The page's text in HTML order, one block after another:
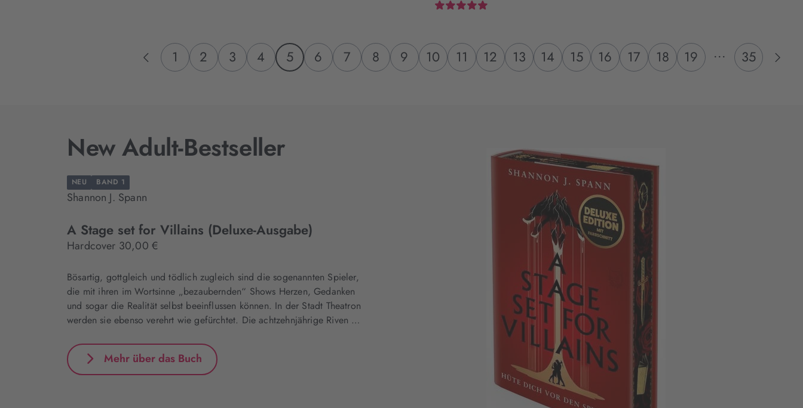
1 2 3 4 5 6 7 8 9 10 11 12 13 14 15 16 17 18 19 ... 35
New Adult-Bestseller
NEU BAND 1
Shannon J. Spann
A Stage set for Villains (Deluxe-Ausgabe)
Hardcover 30,00 €
Bösartig, gottgleich und tödlich zugleich sind die sogenannten Spieler,
die mit ihren im Wortsinne „bezaubernden“ Shows Herzen, Gedanken
und sogar die Realität selbst beeinflussen können. In der Stadt Theatron
werden sie ebenso verehrt wie gefürchtet. Die achtzehnjährige Riven …
Mehr über das Buch